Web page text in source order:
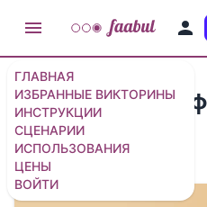
ГЛАВНАЯ
ИЗБРАННЫЕ ВИКТОРИНЫ
ИНСТРУКЦИИ
СЦЕНАРИИ
ИСПОЛЬЗОВАНИЯ
ЦЕНЫ
ВОЙТИ
Великие
открытия
8 вопросов